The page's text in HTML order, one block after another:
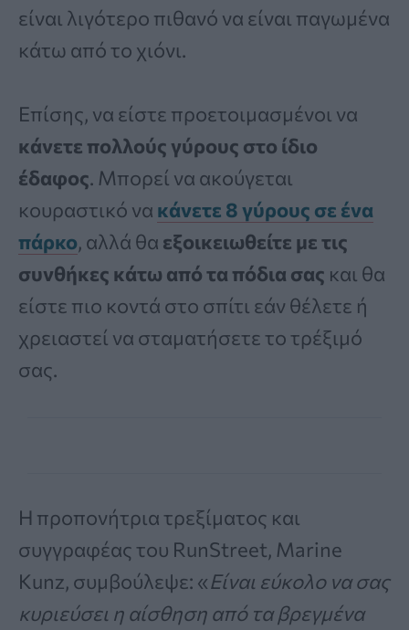
είναι λιγότερο πιθανό να είναι παγωμένα
κάτω από το χιόνι.
Επίσης, να είστε προετοιμασμένοι να
κάνετε πολλούς γύρους στο ίδιο
έδαφος. Μπορεί να ακούγεται
κουραστικό να κάνετε 8 γύρους σε ένα
πάρκο, αλλά θα εξοικειωθείτε με τις
συνθήκες κάτω από τα πόδια σας και θα
είστε πιο κοντά στο σπίτι εάν θέλετε ή
χρειαστεί να σταματήσετε το τρέξιμό
σας.
Η προπονήτρια τρεξίματος και
συγγραφέας του RunStreet, Marine
Kunz, συμβούλεψε: «Είναι εύκολο να σας
κυριεύσει η αίσθηση από τα βρεγμένα